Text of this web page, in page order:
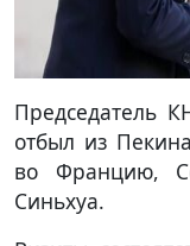
Председатель
отбыл из
во Францию,
Синьхуа.